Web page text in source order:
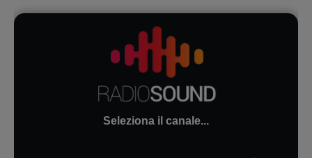
Seleziona il canale...